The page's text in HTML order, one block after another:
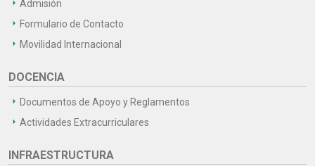
Admisión
Formulario de Contacto
Movilidad Internacional
DOCENCIA
Documentos de Apoyo y Reglamentos
Actividades Extracurriculares
INFRAESTRUCTURA